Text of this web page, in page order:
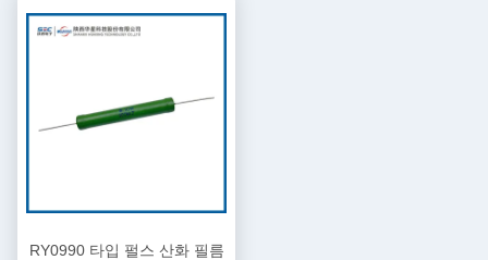
RY0990 타입 펄스 산화 필름